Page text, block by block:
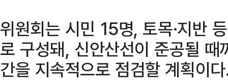
위원회는 시민 15명, 토목·지반
로 구성돼, 신안산선이 준공될
간을 지속적으로 점검할 계획이